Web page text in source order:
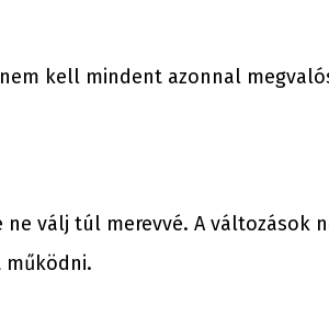
kell mindent azonnal
válj túl merevvé. A változások
működni.